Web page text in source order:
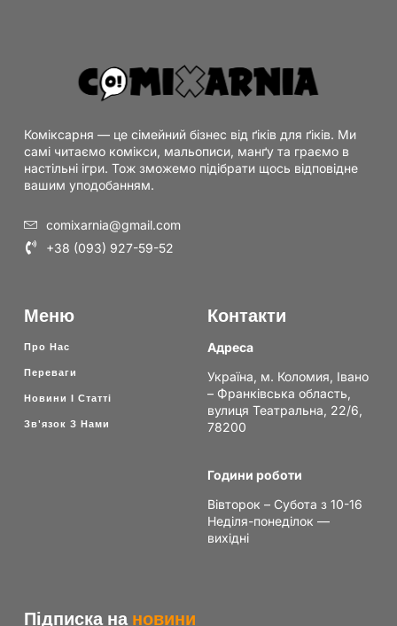
Коміксарня — це сімейний бізнес від ґіків для ґіків. Ми
самі читаємо комікси, мальописи, манґу та граємо в
настільні ігри. Тож зможемо підібрати щось відповідне
вашим уподобанням.
comixarnia@gmail.com
+38 (093) 927-59-52
Меню
Про Нас
Переваги
Новини І Статті
Зв'язок З Нами
Контакти
Адреса
Україна, м. Коломия, Івано
– Франківська область,
вулиця Театральна, 22/6,
78200
Години роботи
Вівторок – Субота з 10-16
Неділя-понеділок —
вихідні
Підписка на новини